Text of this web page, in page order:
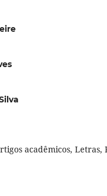
acadêmicos, Letras,